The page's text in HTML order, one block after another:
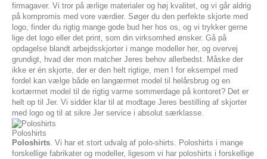
firmagaver. Vi tror på ærlige materialer og høj kvalitet, og vi går aldrig
på kompromis med vore værdier. Søger du den perfekte skjorte med
logo, finder du rigtig mange gode bud her hos os, og vi trykker gerne
lige det logo eller det print, som din virksomhed ønsker. Gå på
opdagelse blandt arbejdsskjorter i mange modeller her, og overvej
grundigt, hvad der mon matcher Jeres behov allerbedst. Måske der
ikke er én skjorte, der er den helt rigtige, men I for eksempel med
fordel kan vælge både en langærmet model til helårsbrug og en
kortærmet model til de rigtig varme sommerdage på kontoret? Det er
helt op til Jer. Vi sidder klar til at modtage Jeres bestilling af skjorter
med logo og til at sikre Jer service i absolut særklasse.
Poloshirts
Poloshirts. Vi har et stort udvalg af polo-shirts. Poloshirts i mange
forskellige fabrikater og modeller, ligesom vi har poloshirts i forskellige